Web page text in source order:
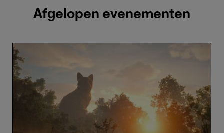
Afgelopen evenementen
Flow
-
Gints
Zilbalodis